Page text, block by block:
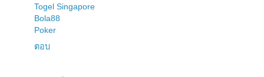
Togel Singapore
Bola88
Poker
ตอบ